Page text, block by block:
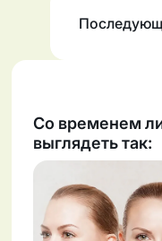
Со временем
выглядеть так: